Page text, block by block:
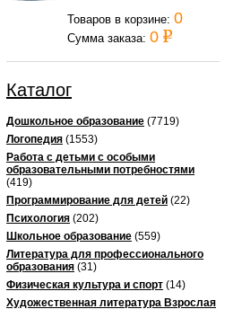
Товаров в корзине: 0
Сумма заказа: 0
Каталог
Дошкольное образование (7719)
Логопедия (1553)
Работа с детьми с особыми
образовательными потребностями
(419)
Программирование для детей (22)
Психология (202)
Школьное образование (559)
Литература для профессионального
образования (31)
Физическая культура и спорт (14)
Художественная литература Взрослая